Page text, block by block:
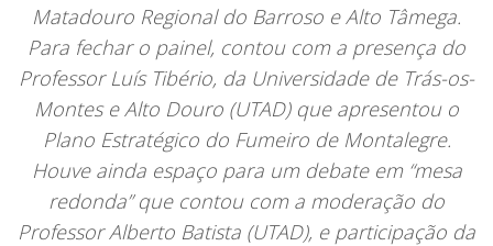
Matadouro Regional do Barroso e Alto Tâmega.
Para fechar o painel, contou com a presença do
Professor Luís Tibério, da Universidade de Trás-os-
Montes e Alto Douro (UTAD) que apresentou o
Plano Estratégico do Fumeiro de Montalegre.
Houve ainda espaço para um debate em “mesa
redonda” que contou com a moderação do
Professor Alberto Batista (UTAD), e participação da